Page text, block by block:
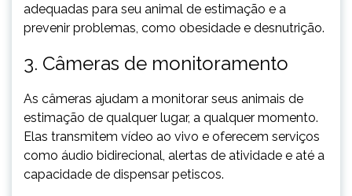
adequadas para seu animal de estimação e a
prevenir problemas, como obesidade e desnutrição.
3. Câmeras de monitoramento
As câmeras ajudam a monitorar seus animais de
estimação de qualquer lugar, a qualquer momento.
Elas transmitem vídeo ao vivo e oferecem serviços
como áudio bidirecional, alertas de atividade e até a
capacidade de dispensar petiscos.